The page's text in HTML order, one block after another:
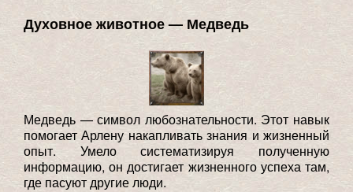
Духовное животное — Медведь
Медведь — символ любознательности. Этот навык
помогает Арлену накапливать знания и жизненный
опыт. Умело систематизируя полученную
информацию, он достигает жизненного успеха там,
где пасуют другие люди.